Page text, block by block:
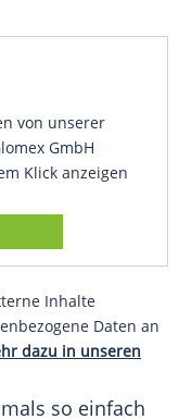
von unserer
GmbH
Klick anzeigen
Inhalte
Daten an
dazu in unseren
so einfach